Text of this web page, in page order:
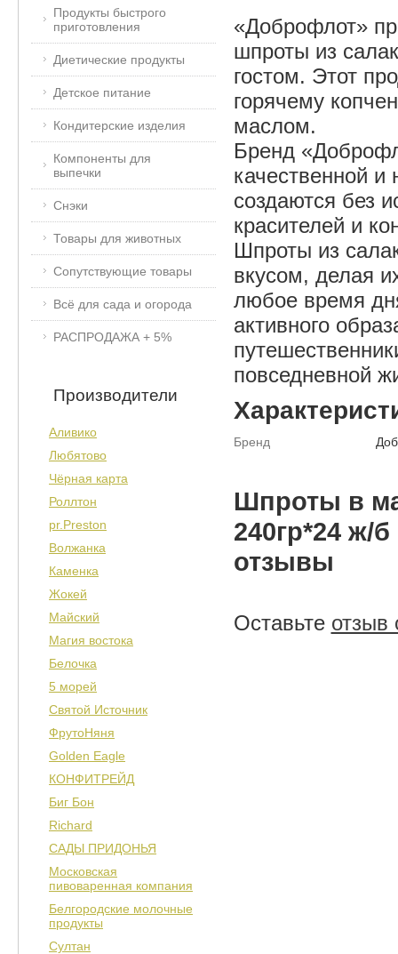
«Доброфлот»
шпроты из
гостом. Этот
горячему
маслом.
Бренд
качественной и
создаются без
красителей и
Шпроты из
вкусом, делая
любое время
активного
повседневной
Бренд
Шпроты в
240гр*24
отзывы
Оставьте отзыв
Продукты быстрого
приготовления
Диетические продукты
Детское питание
Кондитерские изделия
Компоненты для
выпечки
Снэки
Товары для животных
Сопутствующие товары
Всё для сада и огорода
РАСПРОДАЖА + 5%
Производители
Аливико
Любятово
Чёрная карта
Роллтон
pr.Preston
Волжанка
Каменка
Жокей
Майский
Магия востока
Белочка
5 морей
Святой Источник
ФрутоНяня
Golden Eagle
КОНФИТРЕЙД
Биг Бон
Richard
САДЫ ПРИДОНЬЯ
Московская
пивоваренная компания
Белгородские молочные
продукты
Султан